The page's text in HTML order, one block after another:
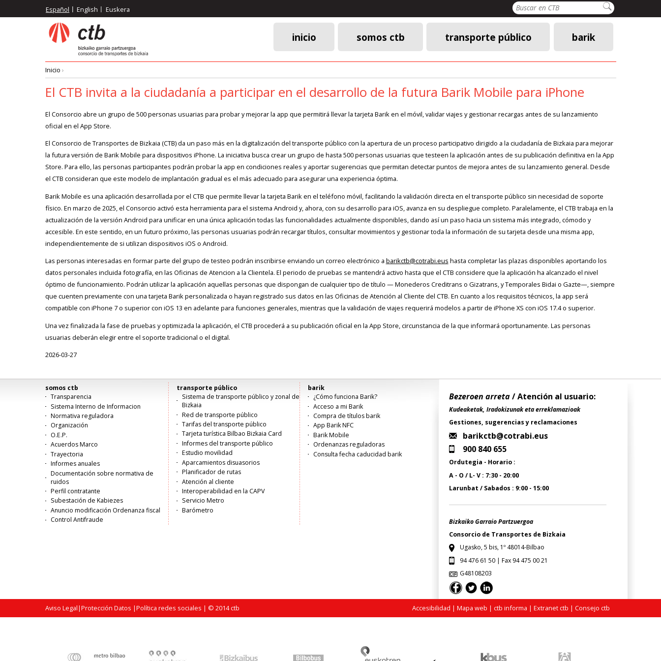
al
Buscar
Español English Euskera
Menú
principal
inicio somos ctb transporte público barik
Ruta
de
navegación
Inicio ›
El CTB invita a la ciudadanía a participar en el desarrollo de la futura Barik Mobile para iPhone
El Consorcio abre un grupo de 500 personas usuarias para probar y mejorar la app que permitirá llevar la tarjeta Barik en el móvil, validar viajes y gestionar recargas antes de su lanzamiento
oficial en el App Store.
El Consorcio de Transportes de Bizkaia (CTB) da un paso más en la digitalización del transporte público con la apertura de un proceso participativo dirigido a la ciudadanía de Bizkaia para mejorar
la futura versión de Barik Mobile para dispositivos iPhone. La iniciativa busca crear un grupo de hasta 500 personas usuarias que testeen la aplicación antes de su publicación definitiva en la App
Store. Para ello, las personas participantes podrán probar la app en condiciones reales y aportar sugerencias que permitan detectar puntos de mejora antes de su lanzamiento general. Desde
el CTB consideran que este modelo de implantación gradual es el más adecuado para asegurar una experiencia óptima.
Barik Mobile es una aplicación desarrollada por el CTB que permite llevar la tarjeta Barik en el teléfono móvil, facilitando la validación directa en el transporte público sin necesidad de soporte
físico. En marzo de 2025, el Consorcio activó esta herramienta para el sistema Android y, ahora, con su desarrollo para iOS, avanza en su despliegue completo. Paralelamente, el CTB trabaja en la
actualización de la versión Android para unificar en una única aplicación todas las funcionalidades actualmente disponibles, dando así un paso hacia un sistema más integrado, cómodo y
accesible. En este sentido, en un futuro próximo, las personas usuarias podrán recargar títulos, consultar movimientos y gestionar toda la información de su tarjeta desde una misma app,
independientemente de si utilizan dispositivos iOS o Android.
Las personas interesadas en formar parte del grupo de testeo podrán inscribirse enviando un correo electrónico a barikctb@cotrabi.eus hasta completar las plazas disponibles aportando los
datos personales incluida fotografía, en las Oficinas de Atencion a la Clientela. El periodo de pruebas se mantendrá activo hasta que el CTB considere que la aplicación ha alcanzado el nivel
óptimo de funcionamiento. Podrán utilizar la aplicación aquellas personas que dispongan de cualquier tipo de título — Monederos Creditrans o Gizatrans, y Temporales Bidai o Gazte—, siempre
que cuenten previamente con una tarjeta Barik personalizada o hayan registrado sus datos en las Oficinas de Atención al Cliente del CTB. En cuanto a los requisitos técnicos, la app será
compatible con iPhone 7 o superior con iOS 13 en adelante para funciones generales, mientras que la validación de viajes requerirá modelos a partir de iPhone XS con iOS 17.4 o superior.
Una vez finalizada la fase de pruebas y optimizada la aplicación, el CTB procederá a su publicación oficial en la App Store, circunstancia de la que informará oportunamente. Las personas
usuarias deberán elegir entre el soporte tradicional o el digital.
2026-03-27
Menú
principal
somos ctb
Transparencia
Sistema Interno de Informacion
Normativa reguladora
Organización
O.E.P.
Acuerdos Marco
Trayectoria
Informes anuales
Documentación sobre normativa de
ruidos
Perfil contratante
Subestación de Kabiezes
Anuncio modificación Ordenanza fiscal
Control Antifraude
transporte público
Sistema de transporte público y zonal de
Bizkaia
Red de transporte público
Tarifas del transporte público
Tarjeta turística Bilbao Bizkaia Card
Informes del transporte público
Estudio movilidad
Aparcamientos disuasorios
Planificador de rutas
Atención al cliente
Interoperabilidad en la CAPV
Servicio Metro
Barómetro
barik
¿Cómo funciona Barik?
Acceso a mi Barik
Compra de títulos barik
App Barik NFC
Barik Mobile
Ordenanzas reguladoras
Consulta fecha caducidad barik
Bezeroen arreta/ Atención al usuario:
Kudeaketak, Iradokizunak eta erreklamazioak
Gestiones, sugerencias y reclamaciones
barikctb@cotrabi.eus
900 840 655
Ordutegia - Horario :
A - O / L- V : 7:30 - 20:00
Larunbat / Sabados : 9:00 - 15:00
Bizkaiko Garraio Partzuergoa
Consorcio de Transportes de Bizkaia
Ugasko, 5 bis, 1º 48014-Bilbao
94 476 61 50 | Fax 94 475 00 21
G48108203
Aviso Legal|Protección Datos |Política redes sociales | © 2014 ctb Accesibilidad | Mapa web | ctb informa | Extranet ctb | Consejo ctb